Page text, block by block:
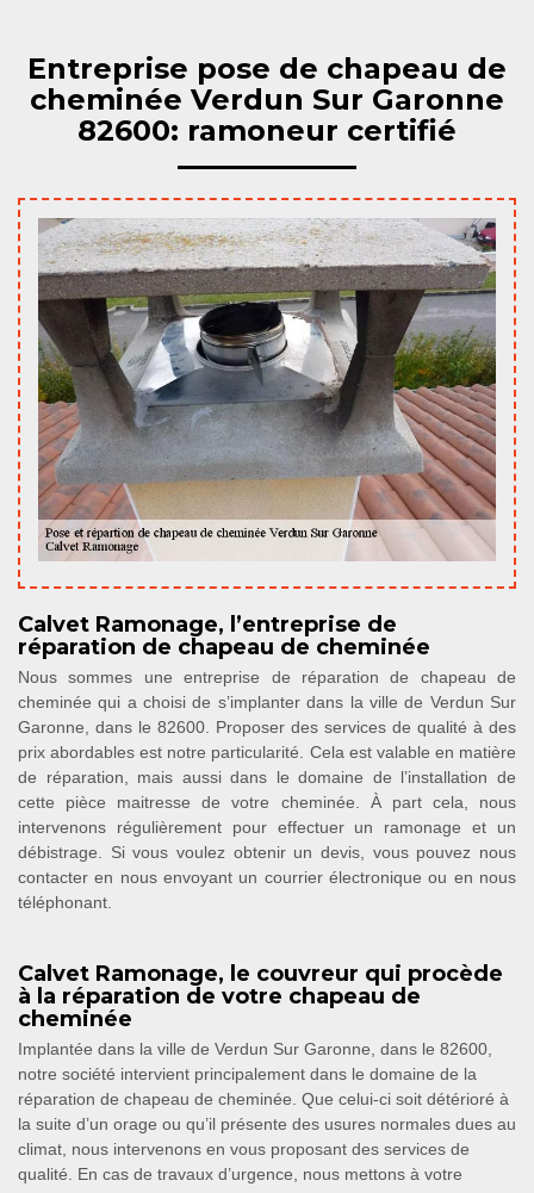
Entreprise pose de chapeau de
cheminée Verdun Sur Garonne
82600: ramoneur certifié
Calvet Ramonage, l’entreprise de
réparation de chapeau de cheminée
Nous sommes une entreprise de réparation de chapeau de
cheminée qui a choisi de s’implanter dans la ville de Verdun Sur
Garonne, dans le 82600. Proposer des services de qualité à des
prix abordables est notre particularité. Cela est valable en matière
de réparation, mais aussi dans le domaine de l’installation de
cette pièce maitresse de votre cheminée. À part cela, nous
intervenons régulièrement pour effectuer un ramonage et un
débistrage. Si vous voulez obtenir un devis, vous pouvez nous
contacter en nous envoyant un courrier électronique ou en nous
téléphonant.
Calvet Ramonage, le couvreur qui procède
à la réparation de votre chapeau de
cheminée
Implantée dans la ville de Verdun Sur Garonne, dans le 82600,
notre société intervient principalement dans le domaine de la
réparation de chapeau de cheminée. Que celui-ci soit détérioré à
la suite d’un orage ou qu’il présente des usures normales dues au
climat, nous intervenons en vous proposant des services de
qualité. En cas de travaux d’urgence, nous mettons à votre